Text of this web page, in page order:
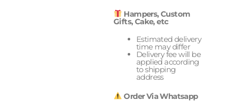
Hampers, Custom
Gifts, Cake, etc
Estimated delivery
time may differ
Delivery fee will be
applied according
to shipping
address
Order Via Whatsapp